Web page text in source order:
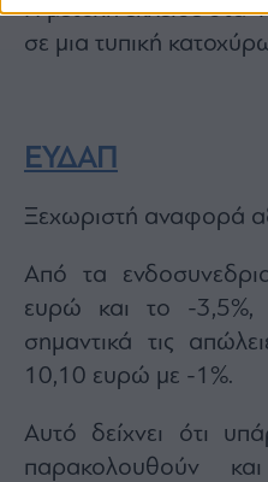
Η μετοχή έκλεισε
σε μια τυπική
ΕΥΔΑΠ
Ξεχωριστή αναφορά
Από τα
ευρώ και το -3,5%,
σημαντικά τις
10,10 ευρώ με -1%.
Αυτό δείχνει ότι
παρακολουθούν